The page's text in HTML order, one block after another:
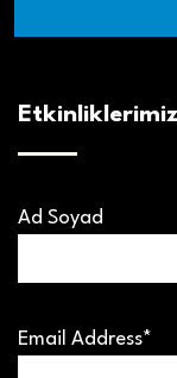
Ad Soyad
Email Address*